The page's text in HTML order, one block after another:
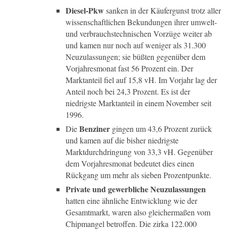
Diesel-Pkwsanken in der Käufergunst trotz aller
wissenschaftlichen Bekundungen ihrer umwelt-
und verbrauchstechnischen Vorzüge weiter ab
und kamen nur noch auf weniger als 31.300
Neuzulassungen; sie büßten gegenüber dem
Vorjahresmonat fast 56 Prozent ein. Der
Marktanteil fiel auf 15,8 vH. Im Vorjahr lag der
Anteil noch bei 24,3 Prozent. Es ist der
niedrigste Marktanteil in einem November seit
1996.
DieBenziner gingen um 43,6 Prozent zurück
und kamen auf die bisher niedrigste
Marktdurchdringung von 33,3 vH. Gegenüber
dem Vorjahresmonat bedeutet dies einen
Rückgang um mehr als sieben Prozentpunkte.
Private und gewerbliche Neuzulassungen
hatten eine ähnliche Entwicklung wie der
Gesamtmarkt, waren also gleichermaßen vom
Chipmangel betroffen. Die zirka 122.000